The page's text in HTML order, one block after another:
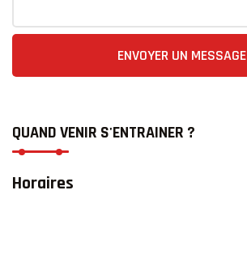
ENVOYER UN MESSAGE
QUAND VENIR S'ENTRAINER ?
Horaires